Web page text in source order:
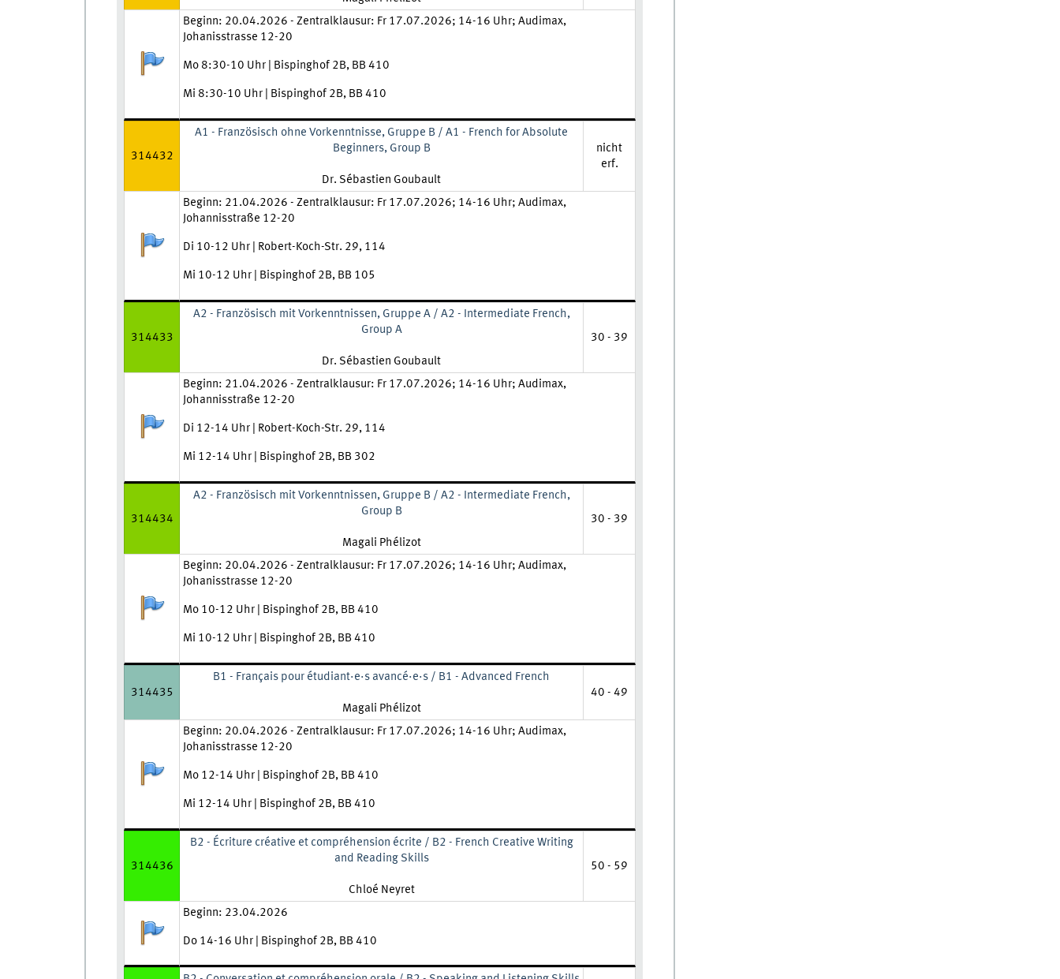
Anmeldestatus:
Zeit und Ort:
Beginn: 20.04.2026 - Zentralklausur: Fr 17.07.2026; 14-16 Uhr; Audimax,
Johanisstrasse 12-20
Mo 8:30-10 Uhr | Bispinghof 2B, BB 410
Mi 8:30-10 Uhr | Bispinghof 2B, BB 410
314432
A1 - Französisch ohne Vorkenntnisse, Gruppe B / A1 - French for Absolute
Beginners, Group B
Lehrkraft:
Dr. Sébastien Goubault
nicht
erf.
Anmeldestatus:
Zeit und Ort:
Beginn: 21.04.2026 - Zentralklausur: Fr 17.07.2026; 14-16 Uhr; Audimax,
Johannisstraße 12-20
Di 10-12 Uhr | Robert-Koch-Str. 29, 114
Mi 10-12 Uhr | Bispinghof 2B, BB 105
314433
A2 - Französisch mit Vorkenntnissen, Gruppe A / A2 - Intermediate French,
Group A
Lehrkraft:
Dr. Sébastien Goubault
30 - 39
Anmeldestatus:
Zeit und Ort:
Beginn: 21.04.2026 - Zentralklausur: Fr 17.07.2026; 14-16 Uhr; Audimax,
Johannisstraße 12-20
Di 12-14 Uhr | Robert-Koch-Str. 29, 114
Mi 12-14 Uhr | Bispinghof 2B, BB 302
314434
A2 - Französisch mit Vorkenntnissen, Gruppe B / A2 - Intermediate French,
Group B
Lehrkraft:
Magali Phélizot
30 - 39
Anmeldestatus:
Zeit und Ort:
Beginn: 20.04.2026 - Zentralklausur: Fr 17.07.2026; 14-16 Uhr; Audimax,
Johanisstrasse 12-20
Mo 10-12 Uhr | Bispinghof 2B, BB 410
Mi 10-12 Uhr | Bispinghof 2B, BB 410
314435
B1 - Français pour étudiant·e·s avancé·e·s / B1 - Advanced French
Lehrkraft:
Magali Phélizot
40 - 49
Anmeldestatus:
Zeit und Ort:
Beginn: 20.04.2026 - Zentralklausur: Fr 17.07.2026; 14-16 Uhr; Audimax,
Johanisstrasse 12-20
Mo 12-14 Uhr | Bispinghof 2B, BB 410
Mi 12-14 Uhr | Bispinghof 2B, BB 410
314436
B2 - Écriture créative et compréhension écrite / B2 - French Creative Writing
and Reading Skills
Lehrkraft:
Chloé Neyret
50 - 59
Anmeldestatus:
Zeit und Ort:
Beginn: 23.04.2026
Do 14-16 Uhr | Bispinghof 2B, BB 410